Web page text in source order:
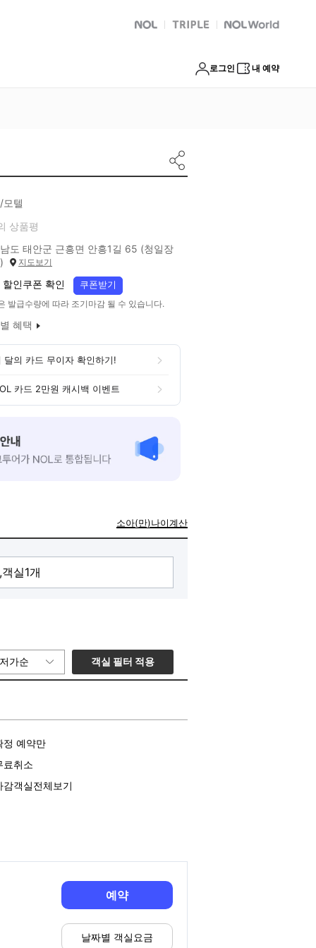
NOL 트리플 Global Interpark
로그인 내 예약
모텔
상품평
도 태안군 근흥면 안흥1길 65 (청일장
지도보기
할인쿠폰 확인 쿠폰받기
발급수량에 따라 조기마감 될 수 있습니다.
혜택
달의 카드 무이자 확인하기!
카드 2만원 캐시백 이벤트
소아(만)나이계산
가순 객실 필터 적용
정 예약만
료취소
감객실전체보기
예약
날짜별 객실요금